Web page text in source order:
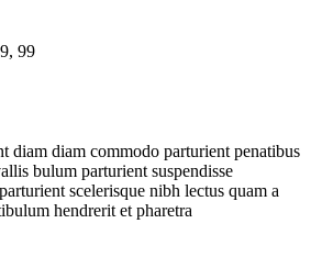
99
diam diam commodo parturient penatibus
bulum parturient suspendisse
scelerisque nibh lectus quam a
hendrerit et pharetra